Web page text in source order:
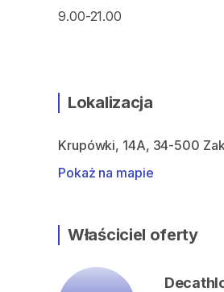
9.00-21.00
Lokalizacja
Krupówki, 14A, 34-500
Pokaż na mapie
Właściciel oferty